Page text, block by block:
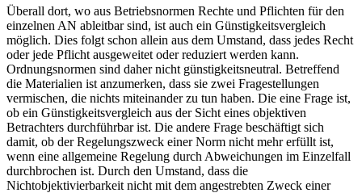
Überall dort, wo aus Betriebsnormen Rechte und Pflichten für den
einzelnen AN ableitbar sind, ist auch ein Günstigkeitsvergleich
möglich. Dies folgt schon allein aus dem Umstand, dass jedes Recht
oder jede Pflicht ausgeweitet oder reduziert werden kann.
Ordnungsnormen sind daher nicht günstigkeitsneutral. Betreffend
die Materialien ist anzumerken, dass sie zwei Fragestellungen
vermischen, die nichts miteinander zu tun haben. Die eine Frage ist,
ob ein Günstigkeitsvergleich aus der Sicht eines objektiven
Betrachters durchführbar ist. Die andere Frage beschäftigt sich
damit, ob der Regelungszweck einer Norm nicht mehr erfüllt ist,
wenn eine allgemeine Regelung durch Abweichungen im Einzelfall
durchbrochen ist. Durch den Umstand, dass die
Nichtobjektivierbarkeit nicht mit dem angestrebten Zweck einer